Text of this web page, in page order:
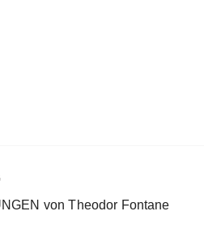
von Theodor Fontane